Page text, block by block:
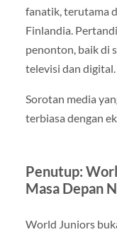
fanatik, terutama
Finlandia.
penonton, baik di
televisi dan digital.
Sorotan media
terbiasa dengan
Penutup:
Masa Depan
World Juniors